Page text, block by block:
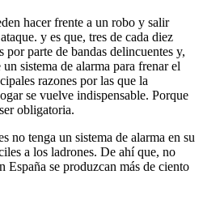
hacer frente a un robo y salir
y es que, tres de cada diez
por parte de bandas delincuentes y,
sistema de alarma para frenar el
razones por las que la
se vuelve indispensable. Porque
obligatoria.
no tenga un sistema de alarma en su
a los ladrones. De ahí que, no
España se produzcan más de ciento